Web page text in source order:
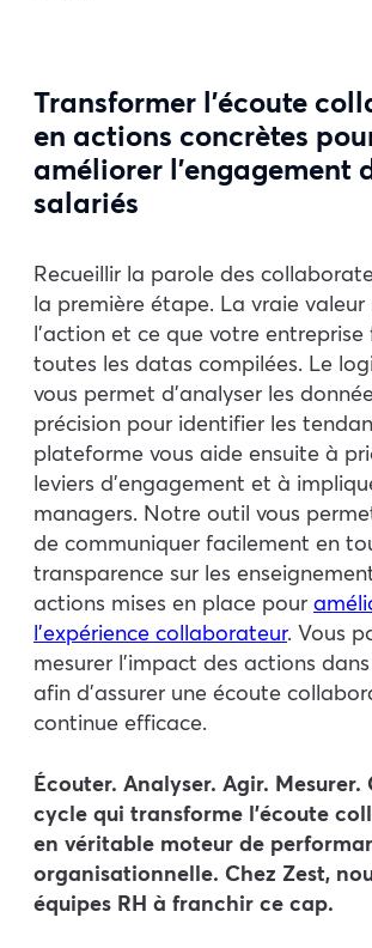
Transformer l’écoute
en actions concrètes
améliorer l’engagement
salariés
Recueillir la parole des
la première étape. La vraie valeur
l’action et ce que votre
toutes les datas compilées. Le
vous permet d’analyser les
précision pour identifier les
plateforme vous aide ensuite à
leviers d’engagement et à
managers. Notre outil vous
de communiquer facilement en
transparence sur les
actions mises en place pour
l’expérience collaborateur. Vous
mesurer l’impact des actions
afin d’assurer une écoute
continue efficace.
Écouter. Analyser. Agir. Mesurer.
cycle qui transforme l’écoute
en véritable moteur de
organisationnelle. Chez Zest,
équipes RH à franchir ce cap.